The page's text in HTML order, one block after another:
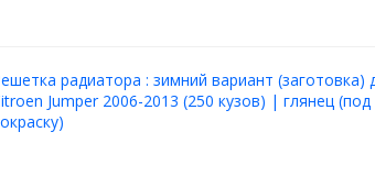
радиатора : зимний вариант (заготовка)
Jumper 2006-2013 (250 кузов) | глянец (под